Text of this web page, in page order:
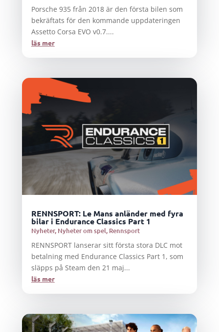
Porsche 935 från 2018 är den första bilen som
bekräftats för den kommande uppdateringen
Assetto Corsa EVO v0.7....
läs mer
RENNSPORT: Le Mans anländer med fyra
bilar i Endurance Classics Part 1
Nyheter, Nyheter om spel, Rennsport
RENNSPORT lanserar sitt första stora DLC mot
betalning med Endurance Classics Part 1, som
släpps på Steam den 21 maj...
läs mer